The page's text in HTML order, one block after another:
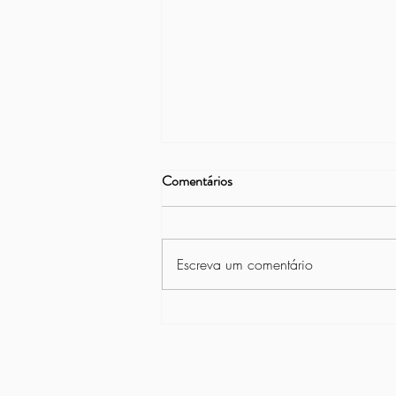
Comentários
Escreva um comentário